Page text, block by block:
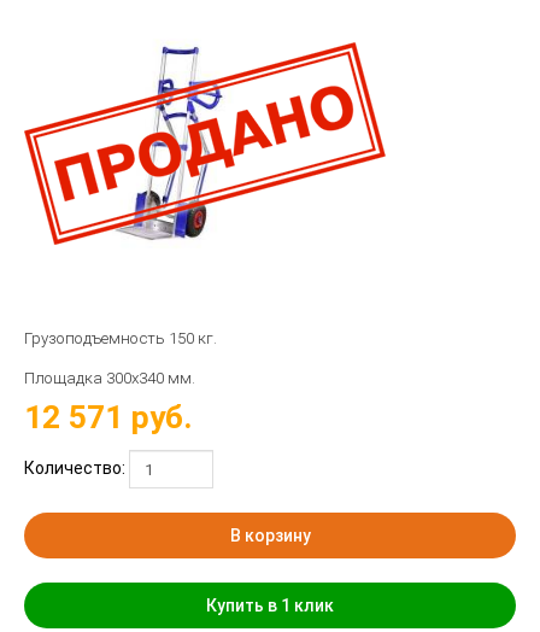
Грузоподъемность 150 кг.
Площадка 300х340 мм.
12 571 руб.
Количество:
В корзину
Купить в 1 клик